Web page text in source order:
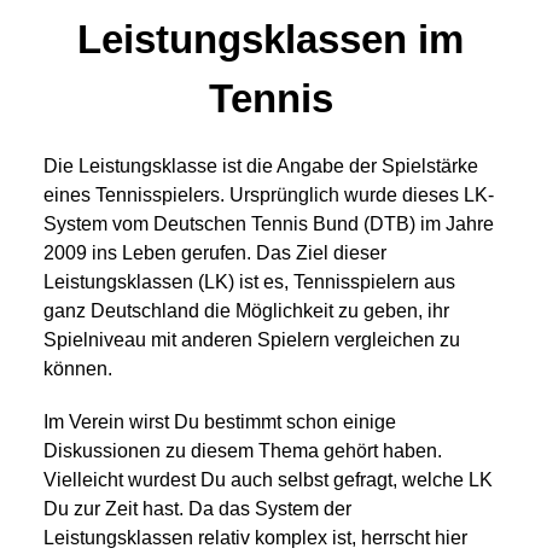
Leistungsklassen im
Tennis
Die Leistungsklasse ist die Angabe der Spielstärke
eines Tennisspielers. Ursprünglich wurde dieses LK-
System vom Deutschen Tennis Bund (DTB) im Jahre
2009 ins Leben gerufen. Das Ziel dieser
Leistungsklassen (LK) ist es, Tennisspielern aus
ganz Deutschland die Möglichkeit zu geben, ihr
Spielniveau mit anderen Spielern vergleichen zu
können.
Im Verein wirst Du bestimmt schon einige
Diskussionen zu diesem Thema gehört haben.
Vielleicht wurdest Du auch selbst gefragt, welche LK
Du zur Zeit hast. Da das System der
Leistungsklassen relativ komplex ist, herrscht hier